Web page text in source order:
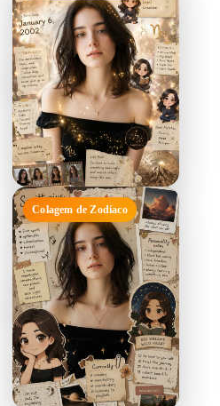
Colagem de Zodíaco